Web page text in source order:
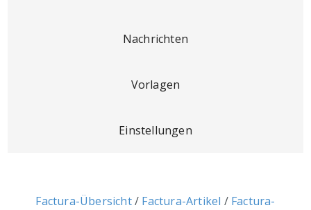
Nachrichten
Vorlagen
Einstellungen
Factura-Übersicht/ Factura-Artikel / Factura-